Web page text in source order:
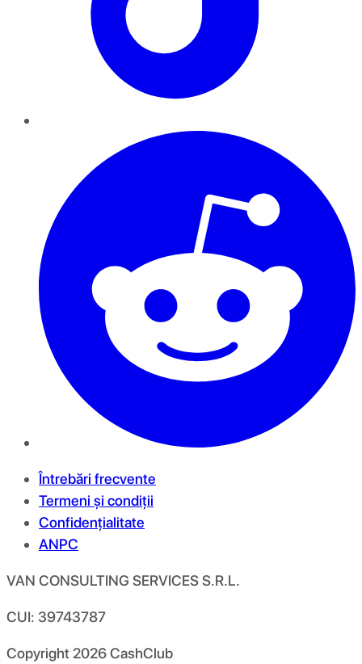
Întrebări frecvente
Termeni și condiții
Confidențialitate
ANPC
VAN CONSULTING SERVICES S.R.L.
CUI: 39743787
Copyright 2026CashClub